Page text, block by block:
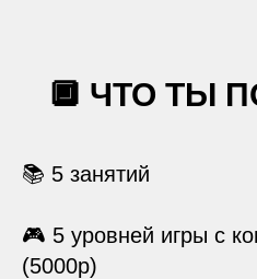
🔲 ЧТО ТЫ
📚 5 занятий
🎮 5 уровней игры с
(5000р)